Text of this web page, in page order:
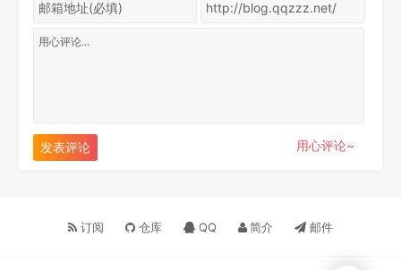
发表评论 用心评论~
订阅 仓库 QQ 简介 邮件